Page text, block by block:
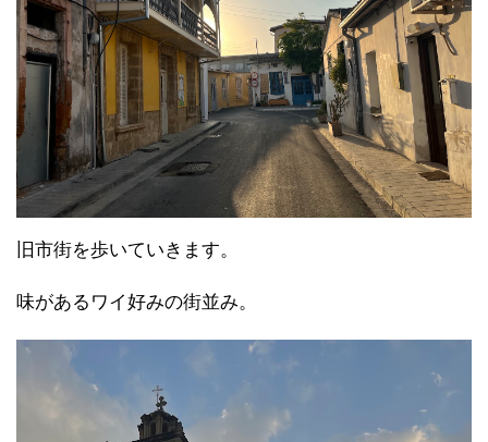
旧市街を歩いていきます。
味があるワイ好みの街並み。